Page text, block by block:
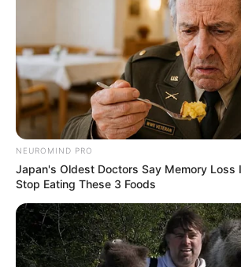
Serem! 9 Chat Ojek Online &
Pelanggan Ini Bikin Auto
Merinding
NEUROMIND PRO
Japan's Oldest Doctors Say Memory Loss
Stop Eating These 3 Foods